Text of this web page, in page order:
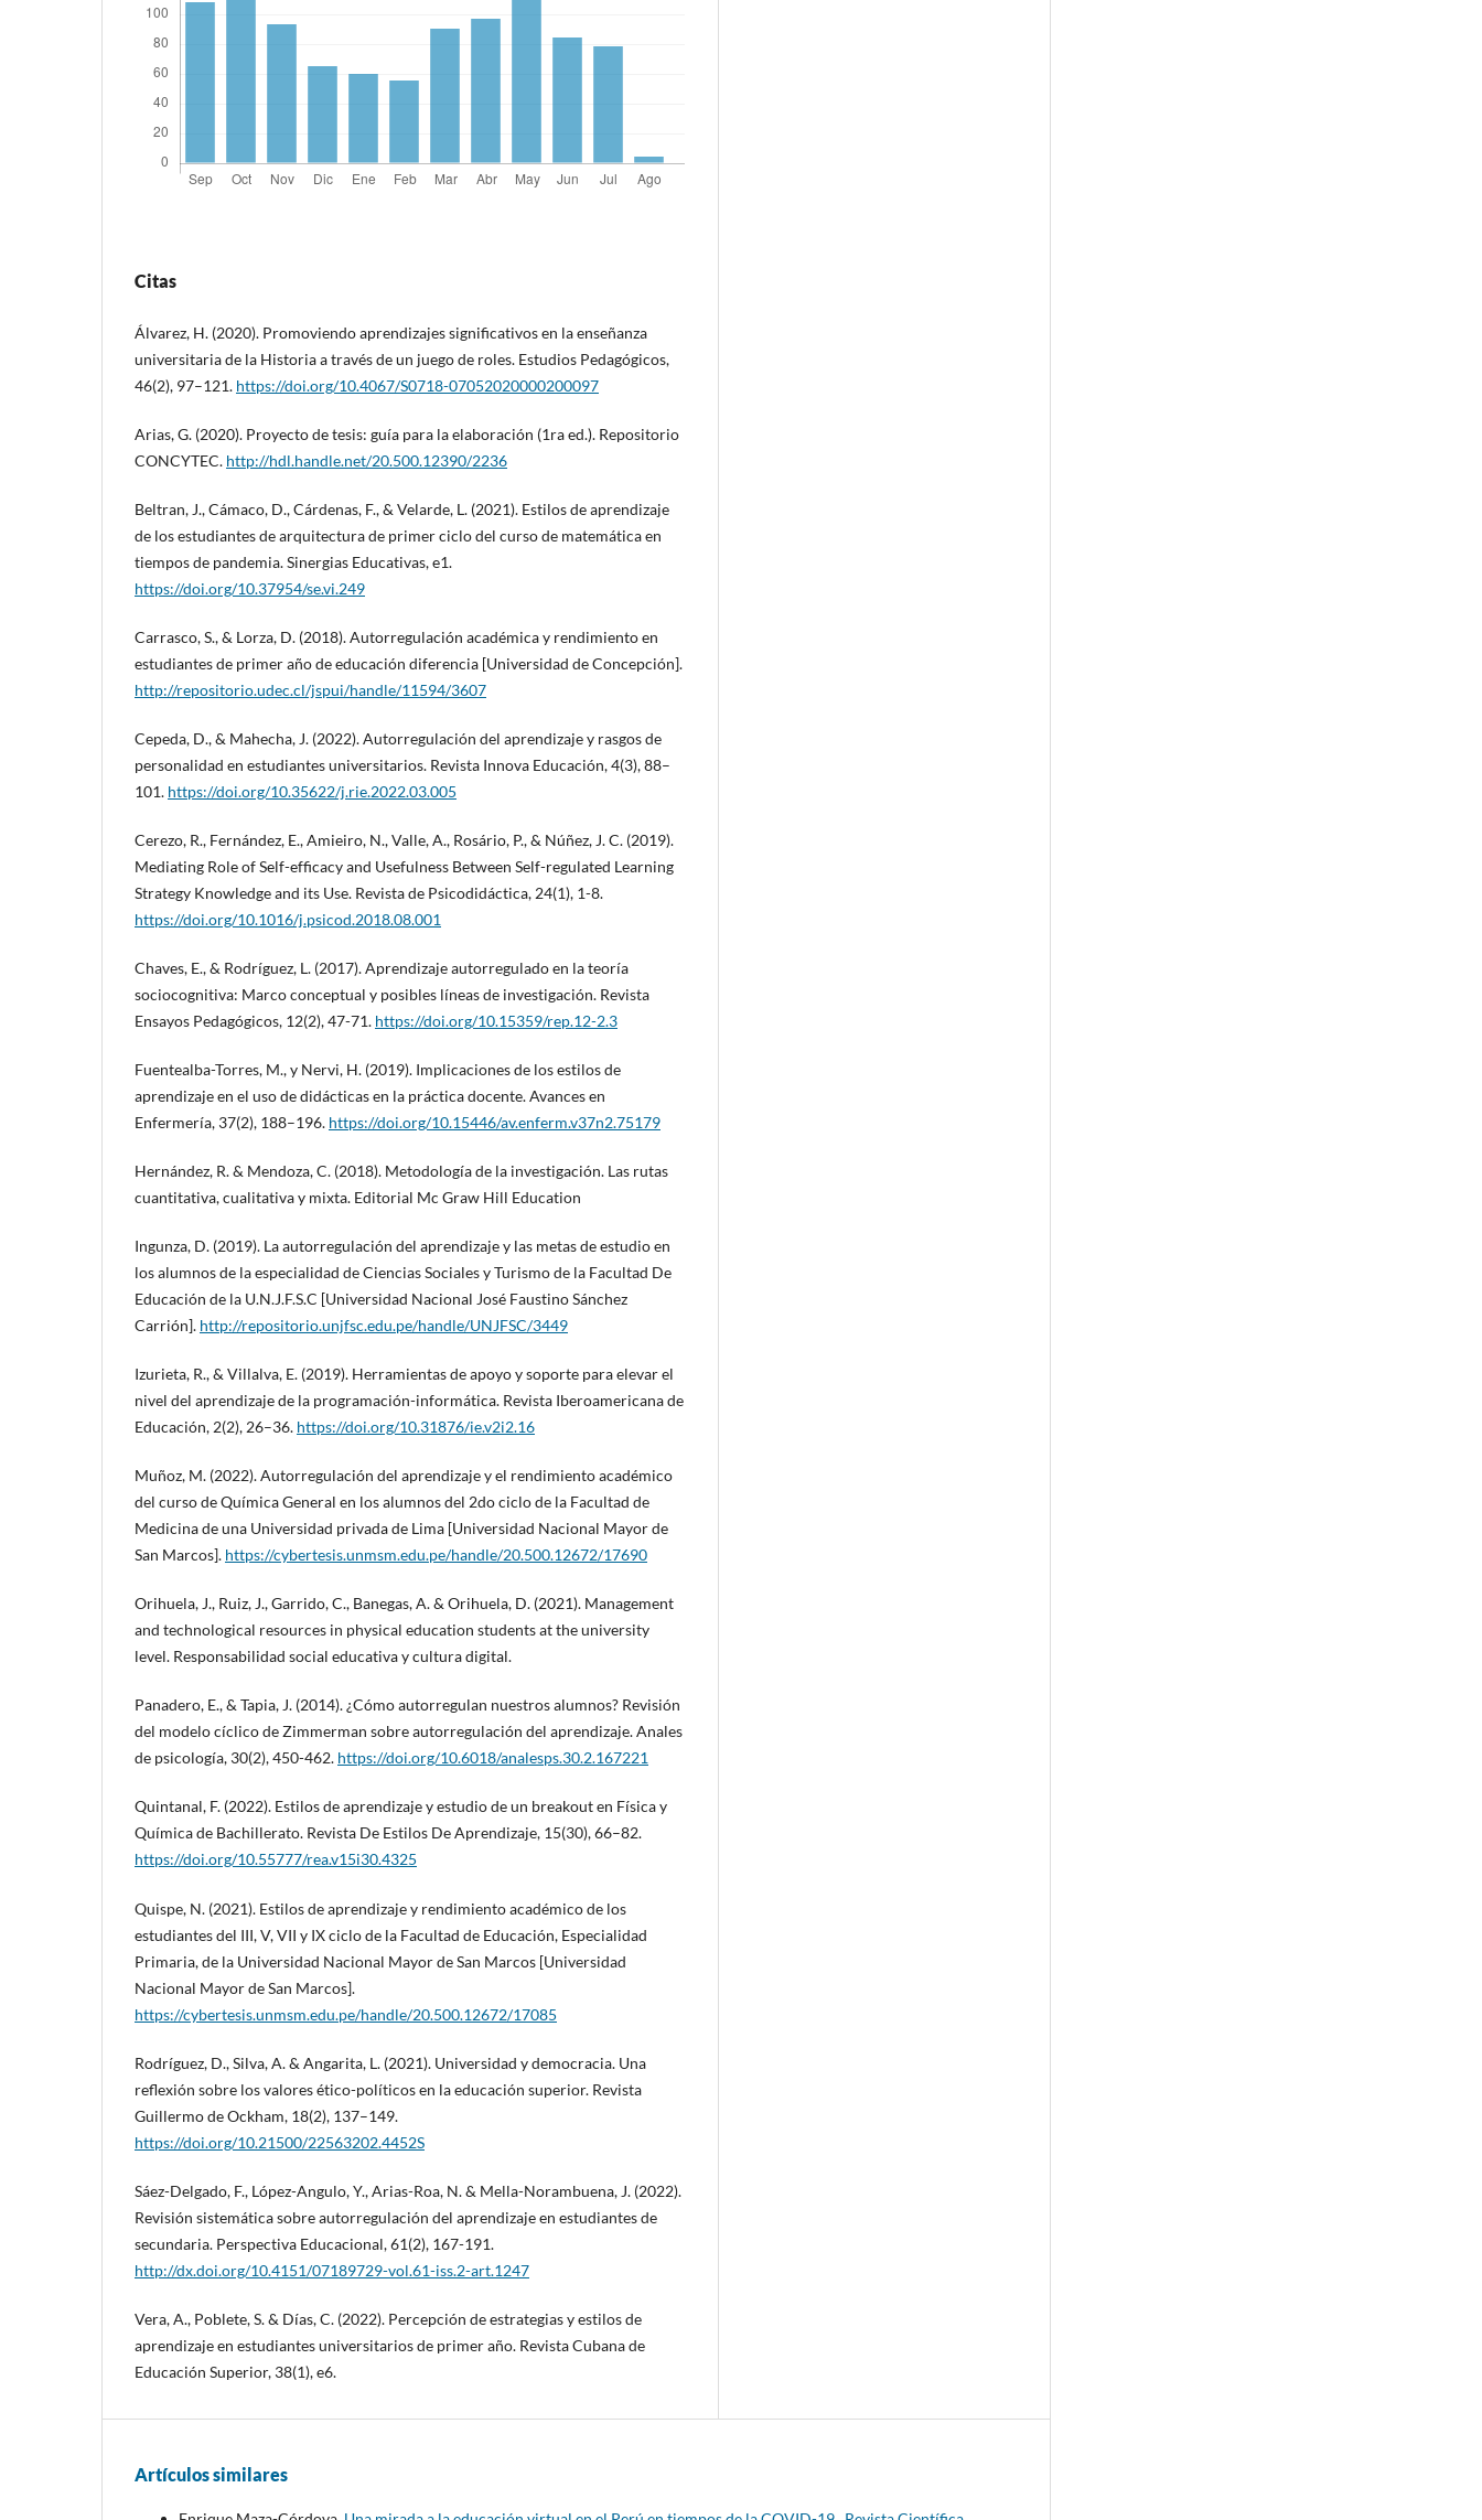
Citas
Álvarez, H. (2020). Promoviendo aprendizajes significativos en la enseñanza
universitaria de la Historia a través de un juego de roles. Estudios Pedagógicos,
46(2), 97–121. https://doi.org/10.4067/S0718-07052020000200097
Arias, G. (2020). Proyecto de tesis: guía para la elaboración (1ra ed.). Repositorio
CONCYTEC. http://hdl.handle.net/20.500.12390/2236
Beltran, J., Cámaco, D., Cárdenas, F., & Velarde, L. (2021). Estilos de aprendizaje
de los estudiantes de arquitectura de primer ciclo del curso de matemática en
tiempos de pandemia. Sinergias Educativas, e1.
https://doi.org/10.37954/se.vi.249
Carrasco, S., & Lorza, D. (2018). Autorregulación académica y rendimiento en
estudiantes de primer año de educación diferencia [Universidad de Concepción].
http://repositorio.udec.cl/jspui/handle/11594/3607
Cepeda, D., & Mahecha, J. (2022). Autorregulación del aprendizaje y rasgos de
personalidad en estudiantes universitarios. Revista Innova Educación, 4(3), 88–
101. https://doi.org/10.35622/j.rie.2022.03.005
Cerezo, R., Fernández, E., Amieiro, N., Valle, A., Rosário, P., & Núñez, J. C. (2019).
Mediating Role of Self-efficacy and Usefulness Between Self-regulated Learning
Strategy Knowledge and its Use. Revista de Psicodidáctica, 24(1), 1-8.
https://doi.org/10.1016/j.psicod.2018.08.001
Chaves, E., & Rodríguez, L. (2017). Aprendizaje autorregulado en la teoría
sociocognitiva: Marco conceptual y posibles líneas de investigación. Revista
Ensayos Pedagógicos, 12(2), 47-71. https://doi.org/10.15359/rep.12-2.3
Fuentealba-Torres, M., y Nervi, H. (2019). Implicaciones de los estilos de
aprendizaje en el uso de didácticas en la práctica docente. Avances en
Enfermería, 37(2), 188–196. https://doi.org/10.15446/av.enferm.v37n2.75179
Hernández, R. & Mendoza, C. (2018). Metodología de la investigación. Las rutas
cuantitativa, cualitativa y mixta. Editorial Mc Graw Hill Education
Ingunza, D. (2019). La autorregulación del aprendizaje y las metas de estudio en
los alumnos de la especialidad de Ciencias Sociales y Turismo de la Facultad De
Educación de la U.N.J.F.S.C [Universidad Nacional José Faustino Sánchez
Carrión]. http://repositorio.unjfsc.edu.pe/handle/UNJFSC/3449
Izurieta, R., & Villalva, E. (2019). Herramientas de apoyo y soporte para elevar el
nivel del aprendizaje de la programación-informática. Revista Iberoamericana de
Educación, 2(2), 26–36. https://doi.org/10.31876/ie.v2i2.16
Muñoz, M. (2022). Autorregulación del aprendizaje y el rendimiento académico
del curso de Química General en los alumnos del 2do ciclo de la Facultad de
Medicina de una Universidad privada de Lima [Universidad Nacional Mayor de
San Marcos]. https://cybertesis.unmsm.edu.pe/handle/20.500.12672/17690
Orihuela, J., Ruiz, J., Garrido, C., Banegas, A. & Orihuela, D. (2021). Management
and technological resources in physical education students at the university
level. Responsabilidad social educativa y cultura digital.
Panadero, E., & Tapia, J. (2014). ¿Cómo autorregulan nuestros alumnos? Revisión
del modelo cíclico de Zimmerman sobre autorregulación del aprendizaje. Anales
de psicología, 30(2), 450-462. https://doi.org/10.6018/analesps.30.2.167221
Quintanal, F. (2022). Estilos de aprendizaje y estudio de un breakout en Física y
Química de Bachillerato. Revista De Estilos De Aprendizaje, 15(30), 66–82.
https://doi.org/10.55777/rea.v15i30.4325
Quispe, N. (2021). Estilos de aprendizaje y rendimiento académico de los
estudiantes del III, V, VII y IX ciclo de la Facultad de Educación, Especialidad
Primaria, de la Universidad Nacional Mayor de San Marcos [Universidad
Nacional Mayor de San Marcos].
https://cybertesis.unmsm.edu.pe/handle/20.500.12672/17085
Rodríguez, D., Silva, A. & Angarita, L. (2021). Universidad y democracia. Una
reflexión sobre los valores ético-políticos en la educación superior. Revista
Guillermo de Ockham, 18(2), 137–149.
https://doi.org/10.21500/22563202.4452S
Sáez-Delgado, F., López-Angulo, Y., Arias-Roa, N. & Mella-Norambuena, J. (2022).
Revisión sistemática sobre autorregulación del aprendizaje en estudiantes de
secundaria. Perspectiva Educacional, 61(2), 167-191.
http://dx.doi.org/10.4151/07189729-vol.61-iss.2-art.1247
Vera, A., Poblete, S. & Días, C. (2022). Percepción de estrategias y estilos de
aprendizaje en estudiantes universitarios de primer año. Revista Cubana de
Educación Superior, 38(1), e6.
Artículos similares